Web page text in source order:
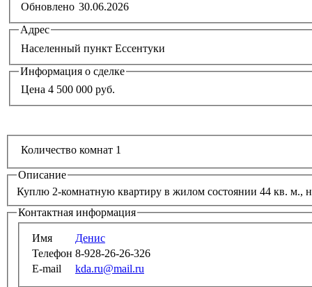
Обновлено 30.06.2026
Адрес
Населенный пункт Ессентуки
Информация о сделке
Цена 4 500 000 руб.
Количество комнат 1
Описание
Контактная информация
Имя
Денис
Телефон 8-928-26-26-326
E-mail
kda.ru@mail.ru